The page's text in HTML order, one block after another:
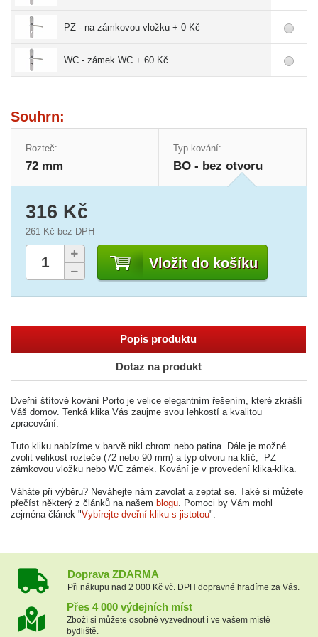
PZ - na zámkovou vložku + 0 Kč
WC - zámek WC + 60 Kč
Souhrn:
Rozteč:
72 mm
Typ kování:
BO - bez otvoru
Vložit do košíku
316 Kč
261 Kč bez DPH
Popis produktu
Dotaz na produkt
Dveřní štítové kování Porto je velice elegantním řešením, které zkrášlí
Váš domov. Tenká klika Vás zaujme svou lehkostí a kvalitou
zpracování.
Tuto kliku nabízíme v barvě nikl chrom nebo patina. Dále je možné
zvolit velikost rozteče (72 nebo 90 mm) a typ otvoru na klíč, PZ
zámkovou vložku nebo WC zámek. Kování je v provedení klika-klika.
Váháte při výběru? Neváhejte nám zavolat a zeptat se. Také si můžete
přečíst některý z článků na našem blogu. Pomoci by Vám mohl
zejména článek "Vybírejte dveřní kliku s jistotou".
Doprava ZDARMA
Při nákupu nad 2 000 Kč vč. DPH dopravné hradíme za Vás.
Přes 4 000 výdejních míst
Zboží si můžete osobně vyzvednout i ve vašem místě
bydliště.